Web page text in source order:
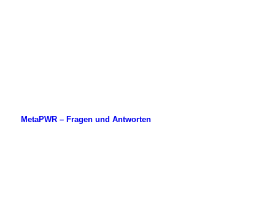
MetaPWR – Fragen und Antworten